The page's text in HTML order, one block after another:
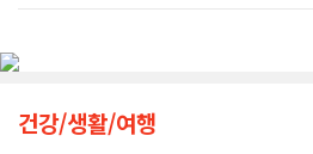
그동안 만났던 딜러분들은 차량을 판매하는 데 집중하시는 경우가 많았는데, 박문호 딜러님은 고객의 입장에서 무엇이 가장 좋은 선택인지 먼저 생각해 주셨
좋은 차를 구매할 수 있도록 끝까지 최선을 다해 주시고, 늘 친절하고 세심하게 도와주신 박문호 딜러님께 진심으로 감사드립니다. 주변에
공사가 끝난 후에는 마무리 점검까지 꼼꼼하게 진행해 주시는 모습에서
건강/생활/여행